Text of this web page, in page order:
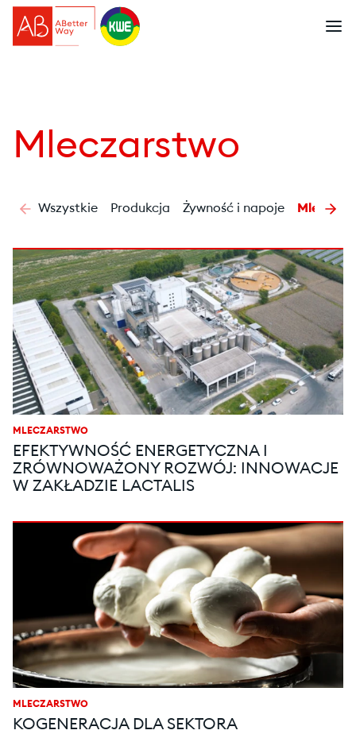
Mleczarstwo
Wszystkie Produkcja Żywność i napoje
MLECZARSTWO
EFEKTYWNOŚĆ ENERGETYCZNA I
ZRÓWNOWAŻONY ROZWÓJ: INNOWACJE
W ZAKŁADZIE LACTALIS
MLECZARSTWO
KOGENERACJA DLA SEKTORA